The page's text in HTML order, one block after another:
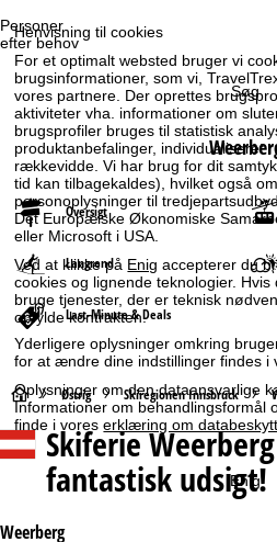
Henvisning til cookies
For et optimalt websted bruger vi
brugsinformationer, som vi,
vores partnere. Der oprettes
aktiviteter vha. informationer om
brugsprofiler bruges til statistisk
produktanbefalinger, individualiseret
rækkevidde. Vi har brug for dit
tid kan tilbagekaldes), hvilket også
personoplysninger til
Det Europæiske Økonomiske
eller Microsoft i USA.
Ved at klikke på Enig accepterer du
cookies og lignende teknologier.
bruge tjenester, der er teknisk
opfylde kontrakten.
Yderligere oplysninger omkring
for at ændre dine indstillinger findes i
Oplysninger om den dataansvarlige
Informationer om behandlingsformål
finde i voreserklæring om
Enig
Personer
efter behov
Søg
Oversigt
Langrend
Last-Minute & Deals
S
t
r
Østrig Skiregionen Innsbruck
Skiferie
fantastisk udsigt!
Weerberg